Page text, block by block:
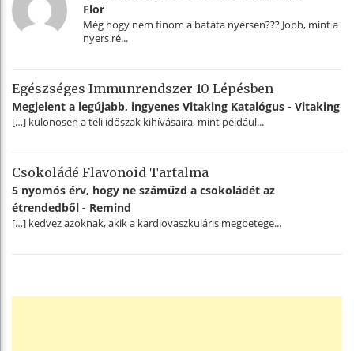
Flor
Még hogy nem finom a batáta nyersen??? Jobb, mint a
nyers ré...
Egészséges Immunrendszer 10 Lépésben
Megjelent a legújabb, ingyenes Vitaking Katalógus - Vitaking
[…] különösen a téli időszak kihívásaira, mint például...
Csokoládé Flavonoid Tartalma
5 nyomós érv, hogy ne száműzd a csokoládét az
étrendedből - Remind
[…] kedvez azoknak, akik a kardiovaszkuláris megbetege...